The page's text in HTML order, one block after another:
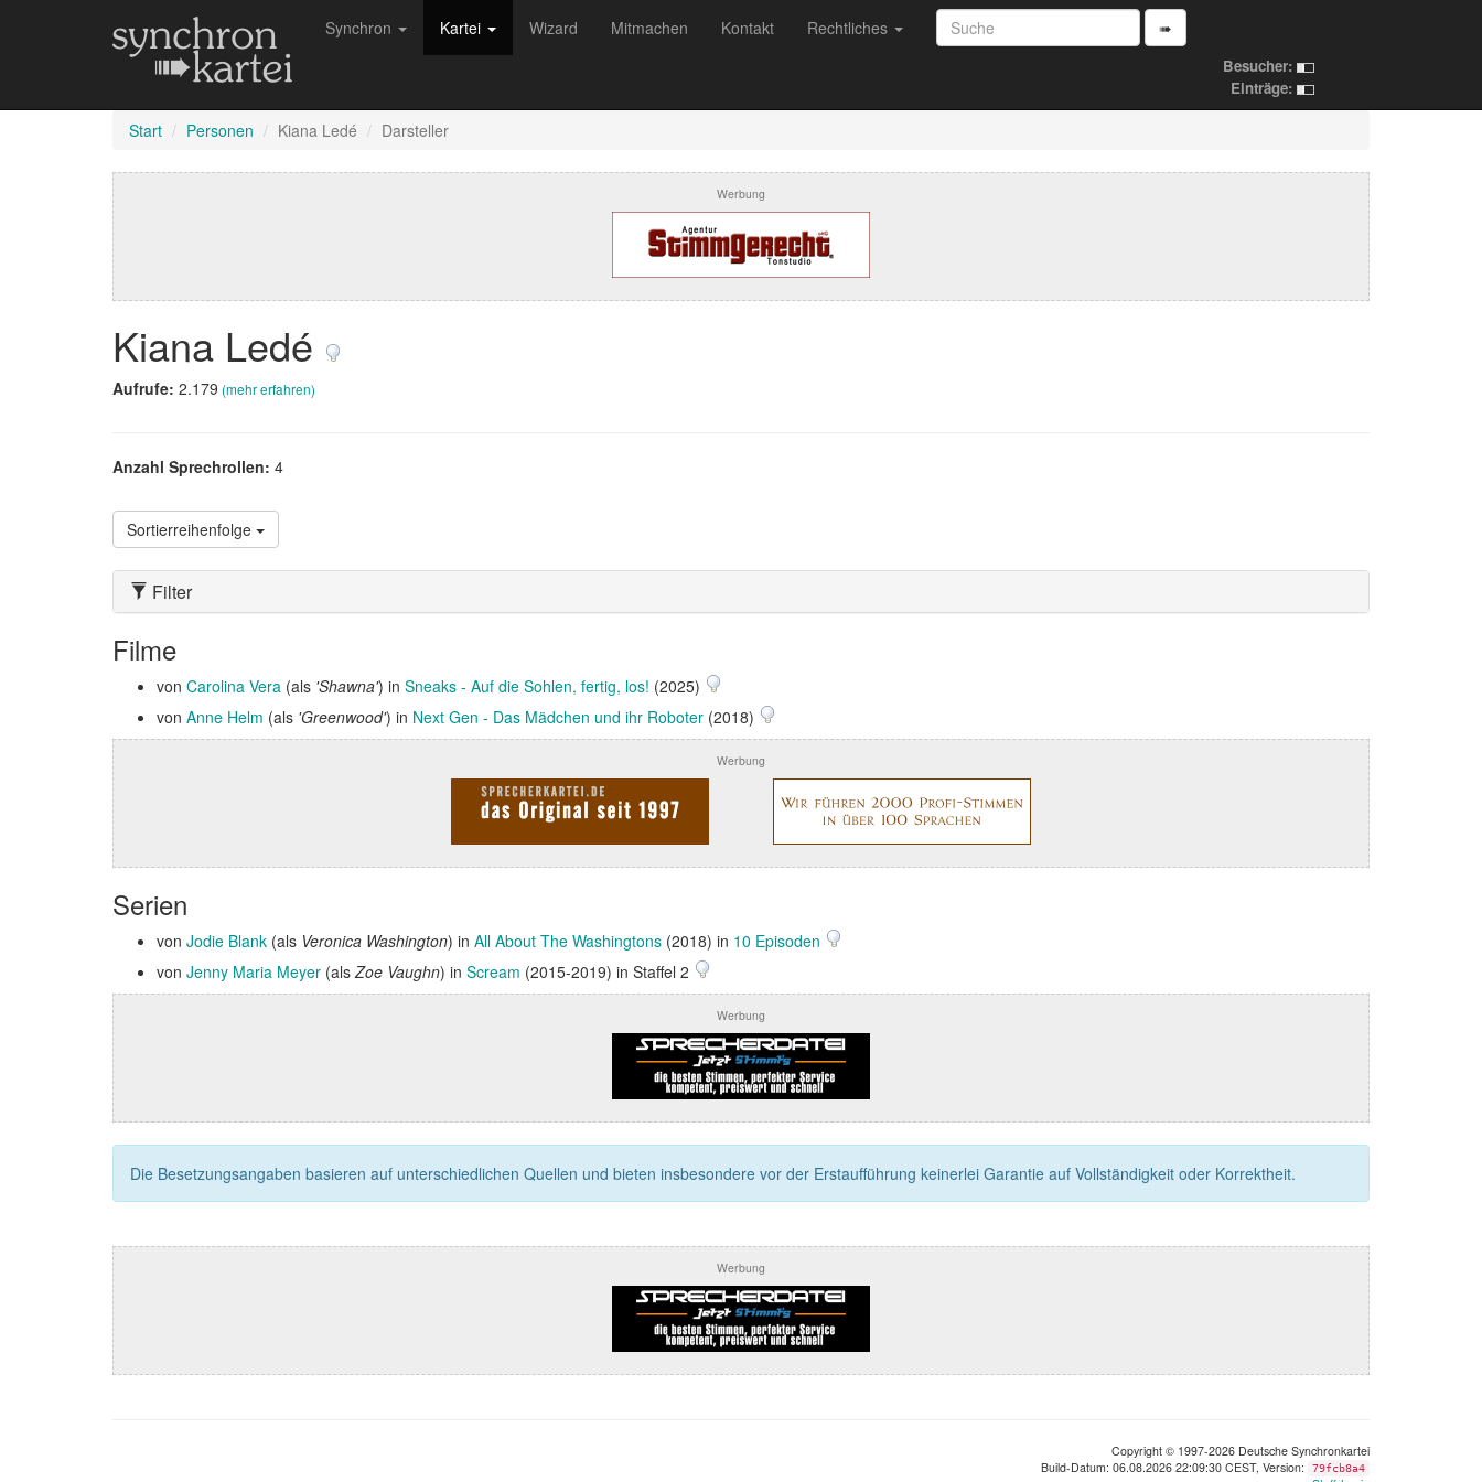
Synchron Kartei Wizard Mitmachen Kontakt Rechtliches ➠
Besucher:
Einträge:
Start Personen Kiana Ledé Darsteller
Werbung
Kiana Ledé
Aufrufe: 2.179 (mehr erfahren)
Anzahl Sprechrollen: 4
Sortierreihenfolge
Filter
Filme
von Carolina Vera (als 'Shawna') in Sneaks - Auf die Sohlen, fertig, los! (2025)
von Anne Helm (als 'Greenwood') in Next Gen - Das Mädchen und ihr Roboter (2018)
Werbung
Serien
von Jodie Blank (als Veronica Washington) in All About The Washingtons (2018) in 10 Episoden
von Jenny Maria Meyer (alsZoe Vaughn) in Scream (2015-2019) in Staffel 2
Werbung
Die Besetzungsangaben basieren auf unterschiedlichen Quellen und bieten insbesondere vor der Erstaufführung keinerlei Garantie auf Vollständigkeit oder Korrektheit.
Werbung
Copyright © 1997-2026 Deutsche Synchronkartei
Build-Datum: 06.08.2026 22:09:30 CEST, Version:
79fcb8a4